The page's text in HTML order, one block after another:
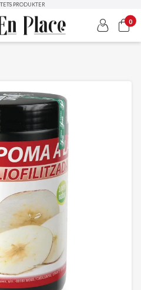
FRAKT
PRODUKTER
0